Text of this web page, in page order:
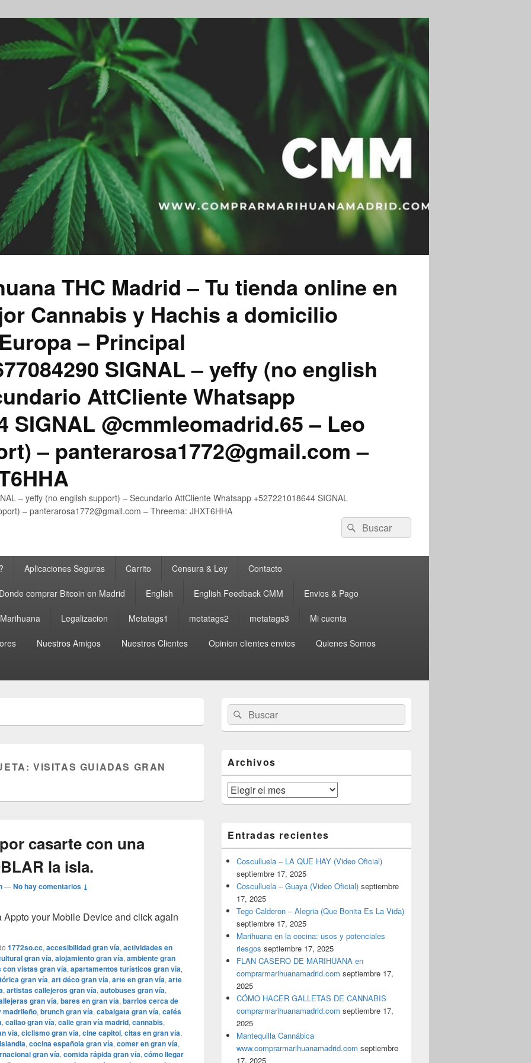
THC Madrid – Tu tienda online en
Cannabis y Hachis a domicilio
– Principal
SIGNAL – yeffy (no english
AttCliente Whatsapp
SIGNAL @cmmleomadrid.65 – Leo
– panterarosa1772@gmail.com –
– yeffy (no english support) – Secundario AttCliente Whatsapp +527221018644 SIGNAL
– panterarosa1772@gmail.com – Threema: JHXT6HHA
Buscar
por:
Buscar
Aplicaciones Seguras Carrito Censura & Ley Contacto
comprar Bitcoin en Madrid English English Feedback CMM Envios & Pago
Legalizacion Metatags1 metatags2 metatags3 Mi cuenta
Nuestros Amigos Nuestros Clientes Opinion clientes envios Quienes Somos
VISITAS GUIADAS GRAN
casarte con una
la isla.
—No hay comentarios ↓
your Mobile Device and click again
1772so.cc, accesibilidad gran vía, actividades en
gran vía, alojamiento gran vía, ambiente gran
con vistas gran vía, apartamentos turísticos gran vía,
gran vía, art déco gran vía, arte en gran vía, arte
, artistas callejeros gran vía, autobuses gran vía,
gran vía, bares en gran vía, barrios cerca de
madrileño, brunch gran vía, cabalgata gran vía, cafés
, callao gran vía, calle gran vía madrid, cannabis,
vía, ciclismo gran vía, cine capitol, citas en gran vía,
, cocina española gran vía, comer en gran vía,
gran vía, comida rápida gran vía, cómo llegar
área
de
widget
lateral
primaria
Buscar
por:
Buscar
Archivos
Archivos
Entradas recientes
Cosculluela – LA QUE HAY (Video Oficial)
septiembre 17, 2025
Cosculluela – Guaya (Video Oficial) septiembre
17, 2025
Tego Calderon – Alegria (Que Bonita Es La Vida)
septiembre 17, 2025
Marihuana en la cocina: usos y potenciales
riesgos septiembre 17, 2025
FLAN CASERO DE MARIHUANA en
comprarmarihuanamadrid.com septiembre 17,
2025
CÓMO HACER GALLETAS DE CANNABIS
comprarmarihuanamadrid.com septiembre 17,
2025
Mantequilla Cannábica
www.comprarmarihuanamadrid.com septiembre
17, 2025